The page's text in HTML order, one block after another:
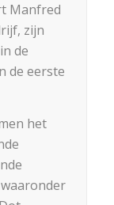
Manfred
zijn
de
de eerste
het